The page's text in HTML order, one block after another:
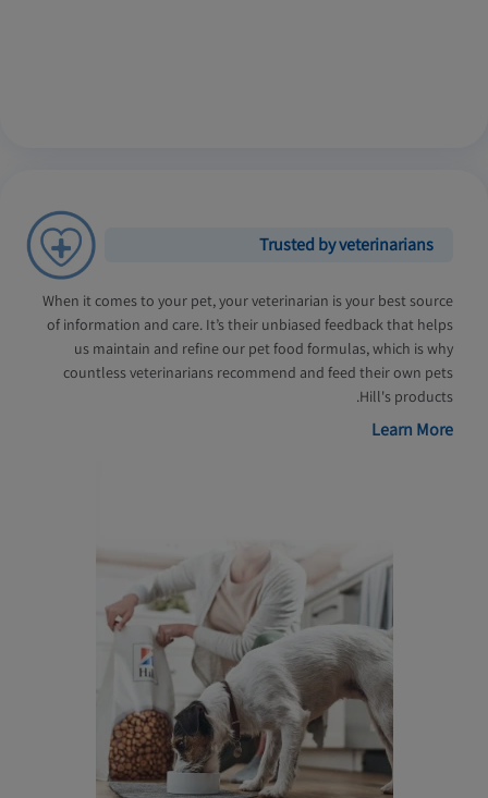
Trusted by veterinarians
When it comes to your pet, your veterinarian is your best source
of information and care. It’s their unbiased feedback that helps
us maintain and refine our pet food formulas, which is why
countless veterinarians recommend and feed their own pets
Hill's products.
Learn More